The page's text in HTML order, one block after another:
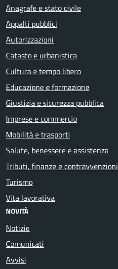
Anagrafe e stato civile
Appalti pubblici
Autorizzazioni
Catasto e urbanistica
Cultura e tempo libero
Educazione e formazione
Giustizia e sicurezza pubblica
Imprese e commercio
Mobilità e trasporti
Salute, benessere e assistenza
Tributi, finanze e contravvenzioni
Turismo
Vita lavorativa
NOVITÀ
Notizie
Comunicati
Avvisi